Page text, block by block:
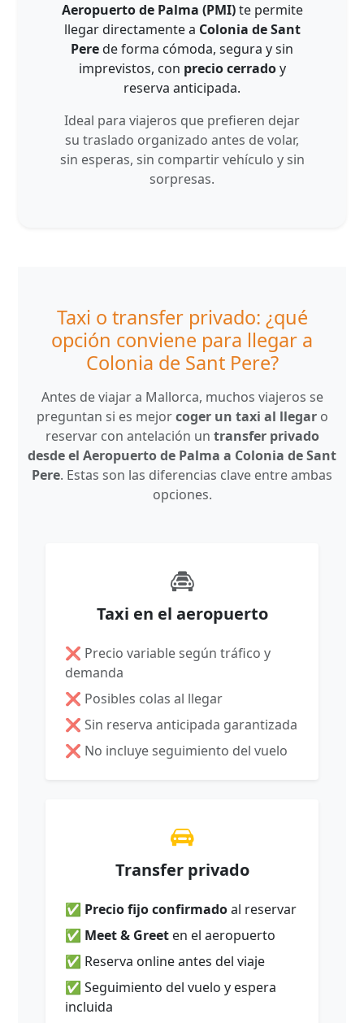
Aeropuerto de Palma (PMI)te permite
llegar directamente a Colonia de Sant
Perede forma cómoda, segura y sin
imprevistos, con precio cerradoy
reserva anticipada.
Ideal para viajeros que prefieren dejar
su traslado organizado antes de volar,
sin esperas, sin compartir vehículo y sin
sorpresas.
Taxi o transfer privado: ¿qué
opción conviene para llegar a
Colonia de Sant Pere?
Antes de viajar a Mallorca, muchos viajeros se
preguntan si es mejorcoger un taxi al llegaro
reservar con antelación un transfer privado
desde el Aeropuerto de Palma a Colonia de Sant
Pere. Estas son las diferencias clave entre ambas
opciones.
Taxi en el aeropuerto
❌ Precio variable según tráfico y
demanda
❌ Posibles colas al llegar
❌ Sin reserva anticipada garantizada
❌ No incluye seguimiento del vuelo
Transfer privado
✅ Precio fijo confirmadoal reservar
✅ Meet & Greet en el aeropuerto
✅ Reserva online antes del viaje
✅ Seguimiento del vuelo y espera
incluida